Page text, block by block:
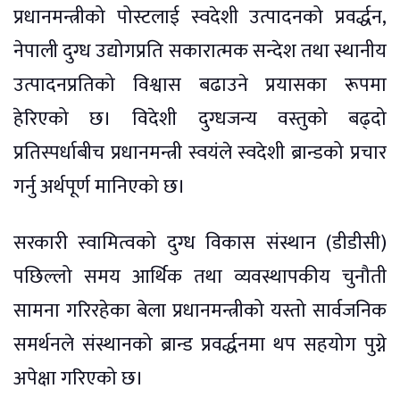
प्रधानमन्त्रीको पोस्टलाई स्वदेशी उत्पादनको प्रवर्द्धन,
नेपाली दुग्ध उद्योगप्रति सकारात्मक सन्देश तथा स्थानीय
उत्पादनप्रतिको विश्वास बढाउने प्रयासका रूपमा
हेरिएको छ। विदेशी दुग्धजन्य वस्तुको बढ्दो
प्रतिस्पर्धाबीच प्रधानमन्त्री स्वयंले स्वदेशी ब्रान्डको प्रचार
गर्नु अर्थपूर्ण मानिएको छ।
सरकारी स्वामित्वको दुग्ध विकास संस्थान (डीडीसी)
पछिल्लो समय आर्थिक तथा व्यवस्थापकीय चुनौती
सामना गरिरहेका बेला प्रधानमन्त्रीको यस्तो सार्वजनिक
समर्थनले संस्थानको ब्रान्ड प्रवर्द्धनमा थप सहयोग पुग्ने
अपेक्षा गरिएको छ।